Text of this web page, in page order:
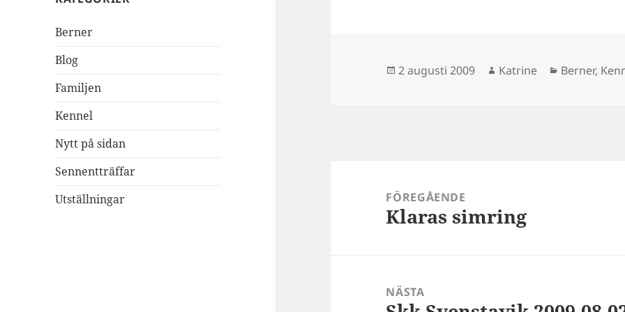
Berner
Blog
Familjen
Kennel
Nytt på sidan
Sennentträffar
Utställningar
Postat
2 augusti 2009 Författare
Katrine Kategorier
Berner,
FÖREGÅENDE
Föregående
Klaras simring
NÄSTA